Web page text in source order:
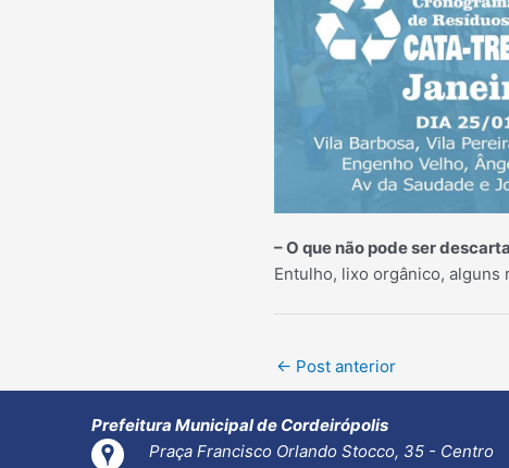
– O que não pode ser
Entulho, lixo orgânico,
Post
← Post anterior
Prefeitura Municipal de Cordeirópolis
Praça Francisco Orlando Stocco, 35 - Centro